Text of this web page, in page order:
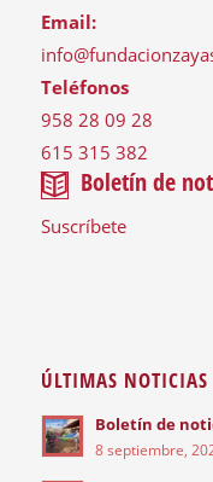
Email:
Teléfonos
958 28 09 28
615 315 382
Boletín de
Suscríbete
ÚLTIMAS NOTICIAS
Boletín de
8 septiembre,